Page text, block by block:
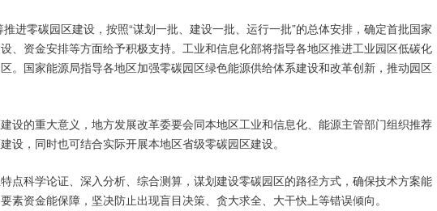
进零碳园区建设，按照“谋划一批、建设一批、运行一批”的总体安排，确定首批国家
、资金安排等方面给予积极支持。工业和信息化部将指导各地区推进工业园区低碳化
。国家能源局指导各地区加强零碳园区绿色能源供给体系建设和改革创新，推动园区
设的重大意义，地方发展改革委要会同本地区工业和信息化、能源主管部门组织推荐
设，同时也可结合实际开展本地区省级零碳园区建设。
点科学论证、深入分析、综合测算，谋划建设零碳园区的路径方式，确保技术方案能
素资金能保障，坚决防止出现盲目决策、贪大求全、大干快上等错误倾向。